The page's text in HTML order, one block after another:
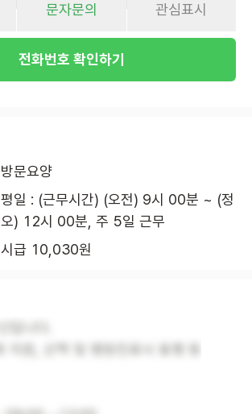
문자문의 관심표시
전화번호 확인하기
방문요양
평일 : (근무시간) (오전) 9시 00분 ~ (정
오) 12시 00분, 주 5일 근무
시급 10,030원